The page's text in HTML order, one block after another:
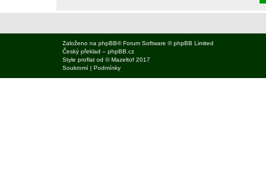
Založeno na phpBB® Forum Software © phpBB Limited
Český překlad – phpBB.cz
Style proflat od ©Mazeltof 2017
Soukromí | Podmínky